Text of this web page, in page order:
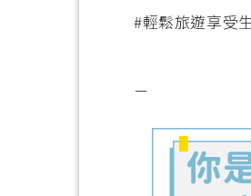
#輕鬆旅遊享受
－